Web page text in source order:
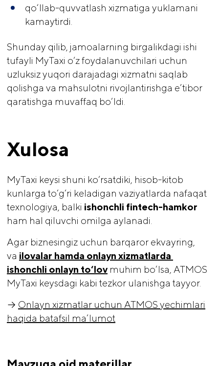
qo‘llab-quvvatlash xizmatiga yuklamani
kamaytirdi.
Shunday qilib, jamoalarning birgalikdagi ishi
tufayli MyTaxi o‘z foydalanuvchilari uchun
uzluksiz yuqori darajadagi xizmatni saqlab
qolishga va mahsulotni rivojlantirishga e’tibor
qaratishga muvaffaq bo‘ldi.
Xulosa
MyTaxi keysi shuni ko‘rsatdiki, hisob-kitob
kunlarga to‘g‘ri keladigan vaziyatlarda nafaqat
texnologiya, balki ishonchli fintech-hamkor
ham hal qiluvchi omilga aylanadi.
Agar biznesingiz uchun barqaror ekvayring,
va ilovalar hamda onlayn xizmatlarda
ishonchli onlayn to‘lov muhim bo‘lsa, ATMOS
MyTaxi keysdagi kabi tezkor ulanishga tayyor.
→ Onlayn xizmatlar uchun ATMOS yechimlari
haqida batafsil ma’lumot